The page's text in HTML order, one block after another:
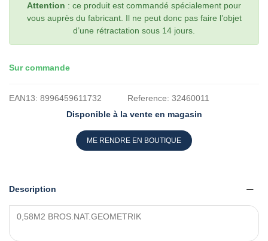
Attention : ce produit est commandé spécialement pour
vous auprès du fabricant. Il ne peut donc pas faire l’objet
d’une rétractation sous 14 jours.
Sur commande
EAN13: 8996459611732 Reference: 32460011
Disponible à la vente en magasin
ME RENDRE EN BOUTIQUE
Description
0,58M2 BROS.NAT.GEOMETRIK